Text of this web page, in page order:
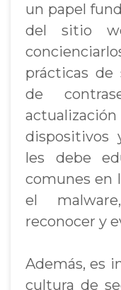
un papel
del sitio
prácticas de
de
dispositivos
les debe
comunes en
el
reconocer y
Además, es
cultura de